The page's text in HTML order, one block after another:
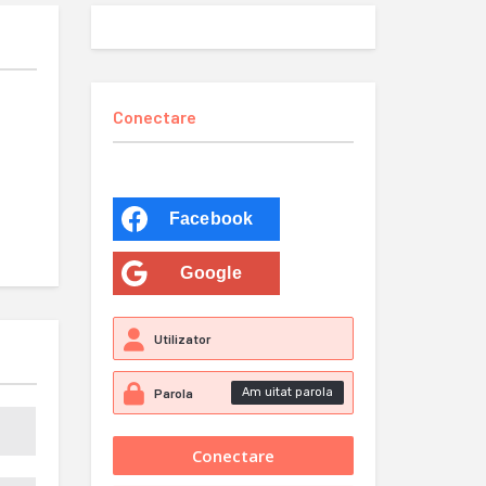
Conectare
Facebook
Google
Am uitat parola